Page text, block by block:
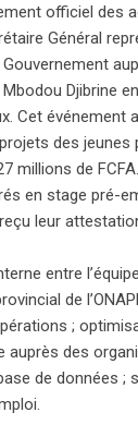
officiel des
Général
Djibrine
Cet événement
des jeunes
millions de
en stage pré-
leur
entre
de
;
auprès des
de données ;